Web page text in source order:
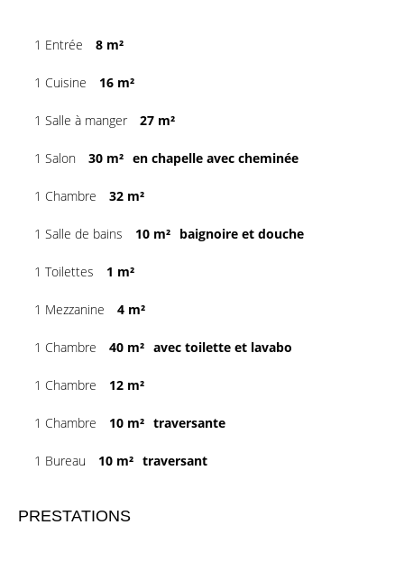
1 Entrée 8 m²
1 Cuisine 16 m²
1 Salle à manger 27 m²
1 Salon 30 m² en chapelle avec cheminée
1 Chambre 32 m²
1 Salle de bains 10 m² baignoire et douche
1 Toilettes 1 m²
1 Mezzanine 4 m²
1 Chambre 40 m² avec toilette et lavabo
1 Chambre 12 m²
1 Chambre 10 m² traversante
1 Bureau 10 m² traversant
PRESTATIONS